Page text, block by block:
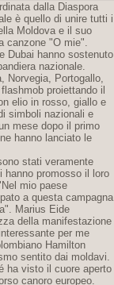
dalla Diaspora
è quello di unire tutti i
Moldova e il suo
canzone "O mie".
Dubai hanno sostenuto
nazionale.
Norvegia, Portogallo,
proiettando il
elio in rosso, giallo e
simboli nazionali e
mese dopo il primo
hanno lanciato le
stati veramente
hanno promosso il loro
mio paese
a questa campagna
Marius Eide
della manifestazione
per me
Hamilton
sentito dai moldavi.
ha visto il cuore aperto
canoro europeo.